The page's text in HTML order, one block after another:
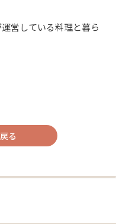
営している料理と暮ら
る